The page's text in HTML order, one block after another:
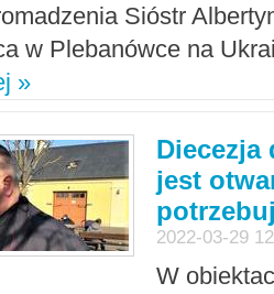
Sióstr
w Plebanówce na
»
Diecezja
jest
2022-03-29
W